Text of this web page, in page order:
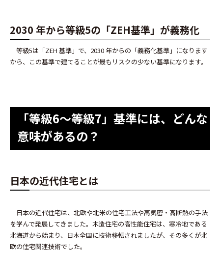
2030 年から等級5の「ZEH基準」が義務化
等級5は「ZEH 基準」で、2030 年からの「義務化基準」になります
から、この基準で建てることが最もリスクの少ない基準になります。
「等級6～等級7」基準には、どんな
意味があるの？
日本の近代住宅とは
日本の近代住宅は、北欧や北米の住宅工法や高気密・高断熱の手法
を学んで発展してきました。木造住宅の高性能住宅は、寒冷地である
北海道から始まり、日本全国に技術移転されましたが、その多くが北
欧の住宅関連技術でした。